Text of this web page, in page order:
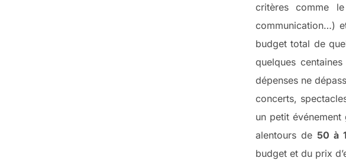
critères comme le
communication…)
budget total de
quelques
dépenses ne
concerts,
un petit
alentours de50 à
budget et du prix